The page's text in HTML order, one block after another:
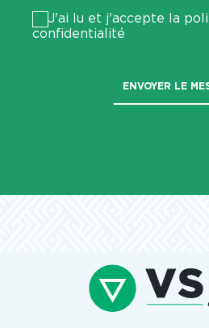
J'ai lu et j'accepte la
confidentialité